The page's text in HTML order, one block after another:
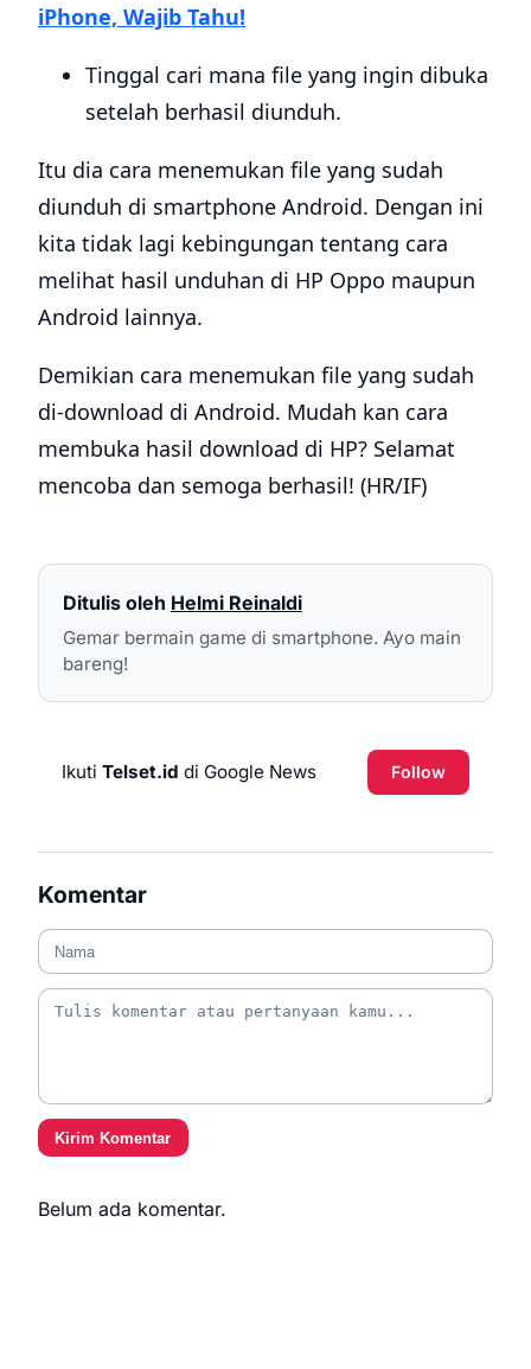
iPhone, Wajib Tahu!
Tinggal cari mana file yang ingin dibuka
setelah berhasil diunduh.
Itu dia cara menemukan file yang sudah
diunduh di smartphone Android. Dengan ini
kita tidak lagi kebingungan tentang cara
melihat hasil unduhan di HP Oppo maupun
Android lainnya.
Demikian cara menemukan file yang sudah
di-download di Android. Mudah kan cara
membuka hasil download di HP? Selamat
mencoba dan semoga berhasil! (HR/IF)
Ditulis oleh Helmi Reinaldi
Gemar bermain game di smartphone. Ayo main
bareng!
Ikuti Telset.id di Google News Follow
Komentar
Kirim Komentar
Belum ada komentar.